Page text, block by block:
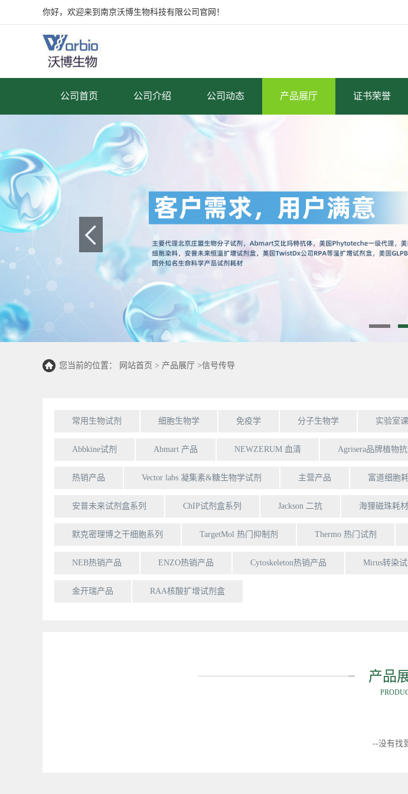
你好，欢迎来到南京沃博生物科技有限公司官网！
公司首页 公司介绍 公司动态 产品展厅 证书荣誉
您当前的位置： 网站首页 > 产品展厅 >信号传导
常用生物试剂 细胞生物学 免疫学 分子生物学 实验室
Abbkine试剂 Abmart 产品 NEWZERUM 血清 Agrisera品牌植物
热销产品 Vector labs 凝集素&糖生物学试剂 主营产品 富道细胞
安普未来试剂盒系列 ChIP试剂盒系列 Jackson 二抗 海狸磁珠耗材
默克密理博之干细胞系列 TargetMol 热门抑制剂 Thermo 热门试剂
NEB热销产品 ENZO热销产品 Cytoskeleton热销产品 Mirus转染试
金开瑞产品 RAA核酸扩增试剂盒
产品
--没有找